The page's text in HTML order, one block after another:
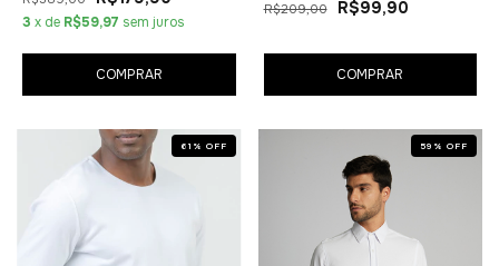
3 x de R$59,97 sem juros
COMPRAR
R$209,00 R$99,90
COMPRAR
61 % OFF 59 % OFF